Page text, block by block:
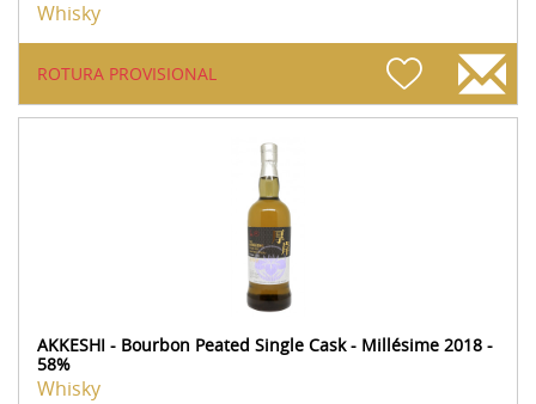
Whisky
ROTURA PROVISIONAL
AKKESHI - Bourbon Peated Single Cask - Millésime 2018 -
58%
Whisky